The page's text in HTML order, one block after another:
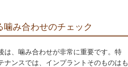
噛み合わせのチェック
は、噛み合わせが非常に重要です。特
ナンスでは、インプラントそのものはも